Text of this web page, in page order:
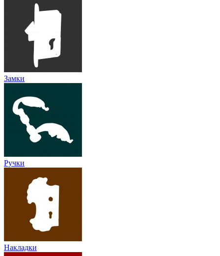
Замки
Ручки
Накладки